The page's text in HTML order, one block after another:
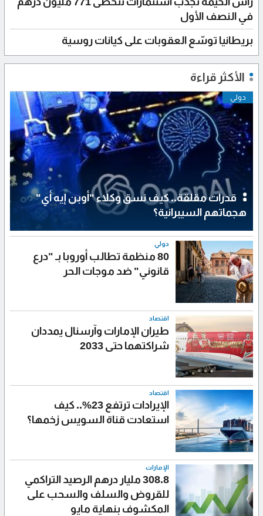
في النصف الأول
بريطانيا توسّع العقوبات على كيانات روسية
الأكثر قراءة
دولي
قدرات مقلقة.. كيف نسق وكلاء "أوبن إيه أي"
هجماتهم السيبرانية؟
دولي
80 منظمة تطالب أوروبا بـ "درع
قانوني" ضد موجات الحر
اقتصاد
طيران الإمارات وآرسنال يمددان
شراكتهما حتى 2033
اقتصاد
الإيرادات ترتفع 23%.. كيف
استعادت قناة السويس زخمها؟
الإمارات
308.8 مليار درهم الرصيد التراكمي
للقروض والسلف والسحب على
المكشوف بنهاية مايو